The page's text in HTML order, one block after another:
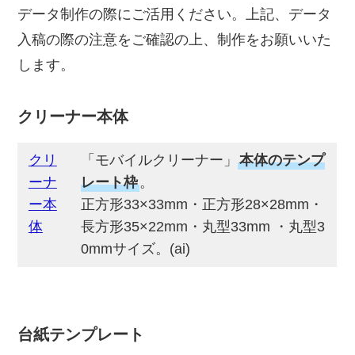
データ制作の際にご活用ください。上記、データ
入稿の際の注意をご確認の上、制作をお願いいた
します。
クリーナー本体
クリ
ーナ
ー本
体
「モバイルクリーナー」 本体のテンプ
レート枠。
正方形33×33mm・正方形28×28mm・
長方形35×22mm・丸型33mm ・丸型3
0mmサイズ。(ai)
台紙テンプレート